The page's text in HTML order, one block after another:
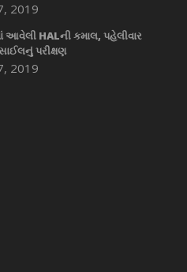
2019
આવેલી HALની કમાલ, પહેલીવાર
પરીક્ષણ
2019